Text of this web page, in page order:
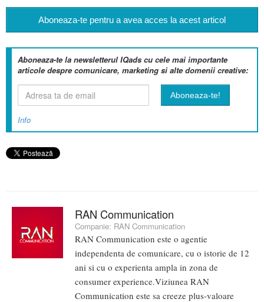
Aboneaza-te pentru a avea acces la acest articol
Aboneaza-te la newsletterul IQads cu cele mai importante
articole despre comunicare, marketing si alte domenii creative:
Info
RAN Communication
Companie: RAN Communication
RAN Communication este o agentie
independenta de comunicare, cu o istorie de 12
ani si cu o experienta ampla in zona de
consumer experience.Viziunea RAN
Communication este sa creeze plus-valoare